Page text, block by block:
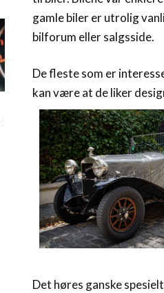
gamle biler er utrolig
bilforum eller salgsside.
De fleste som er
kan være at de liker
Det høres ganske